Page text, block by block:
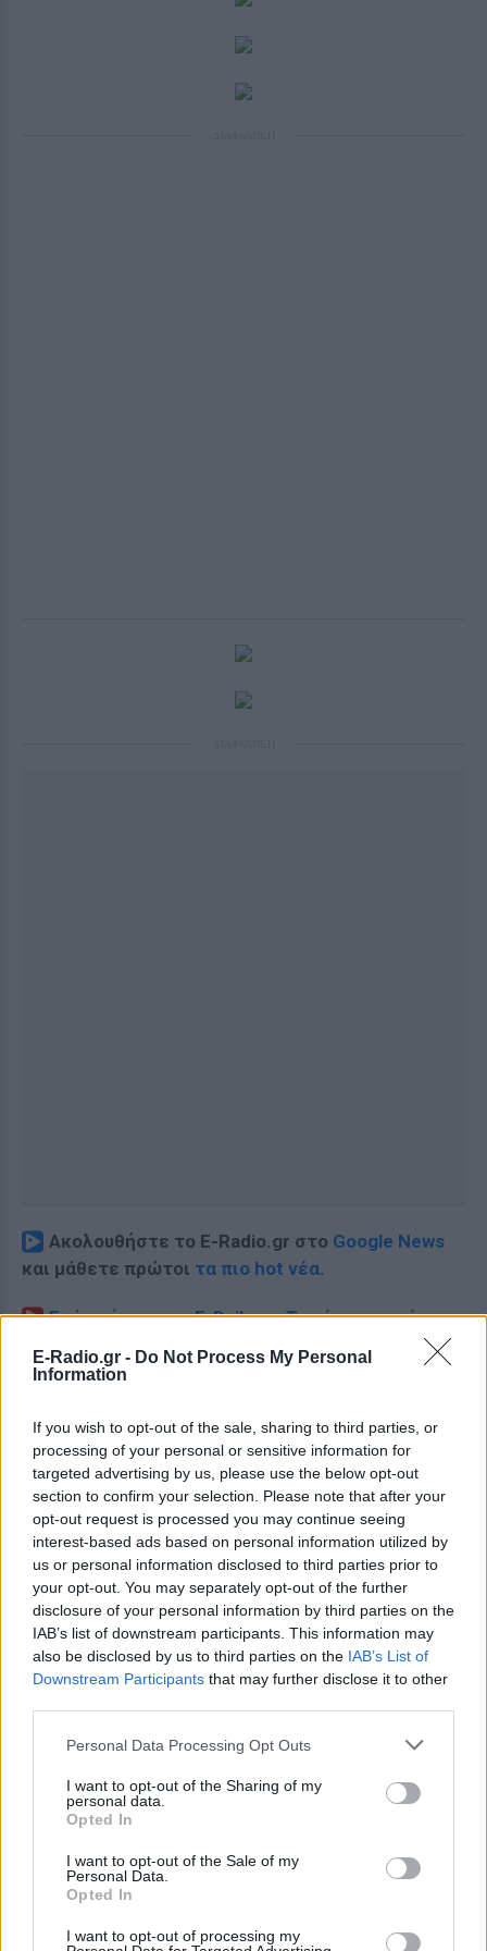
E-Radio.gr - Do Not Process My Personal
Information
If you wish to opt-out of the sale, sharing to third parties, or
processing of your personal or sensitive information for
targeted advertising by us, please use the below opt-out
section to confirm your selection. Please note that after your
opt-out request is processed you may continue seeing
interest-based ads based on personal information utilized by
us or personal information disclosed to third parties prior to
your opt-out. You may separately opt-out of the further
disclosure of your personal information by third parties on the
IAB’s list of downstream participants. This information may
also be disclosed by us to third parties on the IAB’s List of
Downstream Participants that may further disclose it to other
Personal Data Processing Opt Outs
I want to opt-out of the Sharing of my
personal data.
Opted In
I want to opt-out of the Sale of my
Personal Data.
Opted In
I want to opt-out of processing my
Ακολουθήστε το E-Radio.gr στο Google News
και μάθετε πρώτοι τα πιο hot νέα.
Εσύ μπήκες στο E-Daily.gr; Τα νέα της ημέρας
και ότι σου κάνει κλικ!
ΔΙΑΦΗΜΙΣΗ